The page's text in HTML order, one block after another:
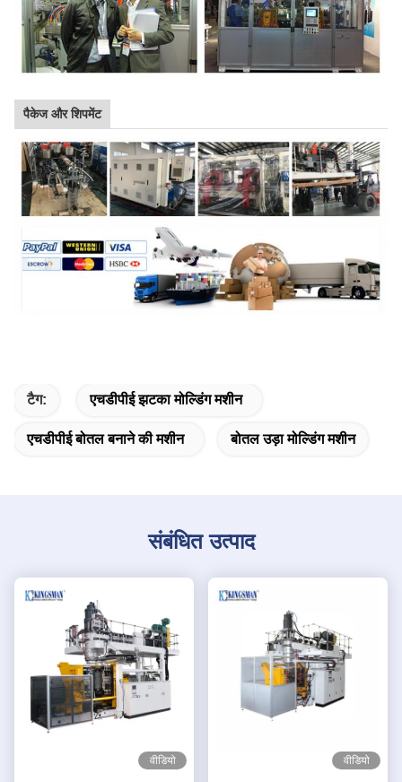
पैकेज और शिपमेंट
टैग: एचडीपीई झटका मोल्डिंग मशीन
एचडीपीई बोतल बनाने की मशीन बोतल उड़ा मोल्डिंग मशीन
संबंधित उत्पाद
वीडियो वीडियो